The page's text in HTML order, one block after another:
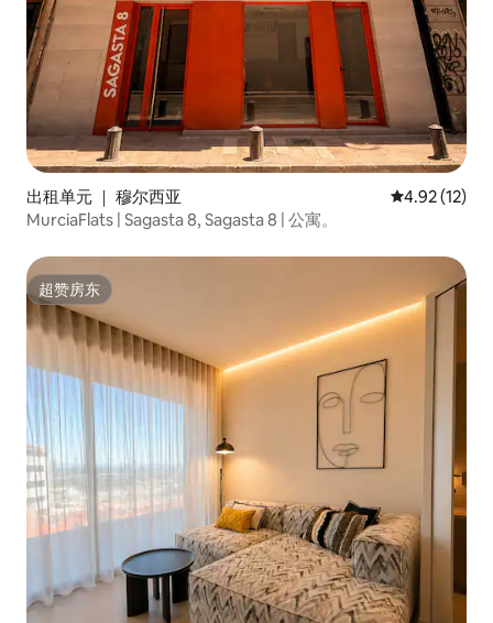
出租单元 ｜ 穆尔西亚 平均评分
4.92 (12)
MurciaFlats | Sagasta 8, Sagasta 8 | 公寓。
超赞房东
超赞房东